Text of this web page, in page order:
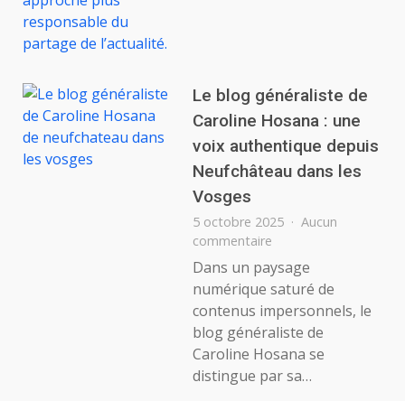
Le blog généraliste de
Caroline Hosana : une
voix authentique depuis
Neufchâteau dans les
Vosges
5 octobre 2025
Aucun
commentaire
blog
généraliste
de
Caroline
Hosana
:
Dans un paysage
numérique saturé de
contenus impersonnels, le
blog généraliste de
Caroline Hosana se
distingue par sa…